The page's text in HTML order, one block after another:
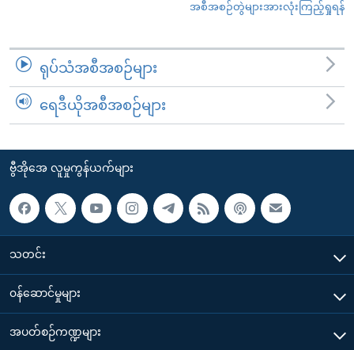
အစီအစဉ်တွဲများအားလုံးကြည့်ရှုရန်
ရုပ်သံအစီအစဉ်များ
ရေဒီယိုအစီအစဉ်များ
ဗွီအိုအေ လူမှုကွန်ယက်များ
သတင်း
၀န်ဆောင်မှုများ
အပတ်စဉ်ကဏ္ဍများ